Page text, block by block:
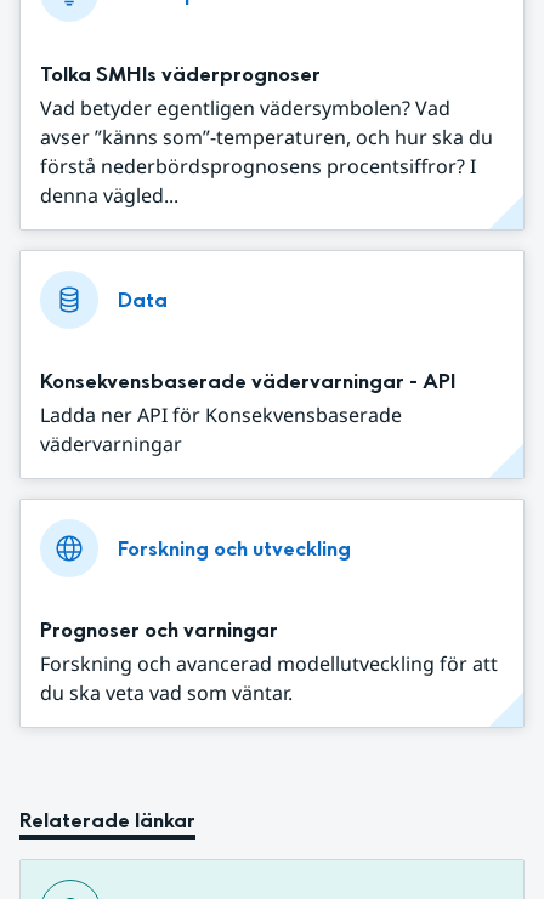
Tolka SMHIs väderprognoser
Vad betyder egentligen vädersymbolen? Vad
avser ”känns som”-temperaturen, och hur ska du
förstå nederbördsprognosens procentsiffror? I
denna vägled...
Data
Konsekvensbaserade vädervarningar - API
Ladda ner API för Konsekvensbaserade
vädervarningar
Forskning och utveckling
Prognoser och varningar
Forskning och avancerad modellutveckling för att
du ska veta vad som väntar.
Relaterade länkar